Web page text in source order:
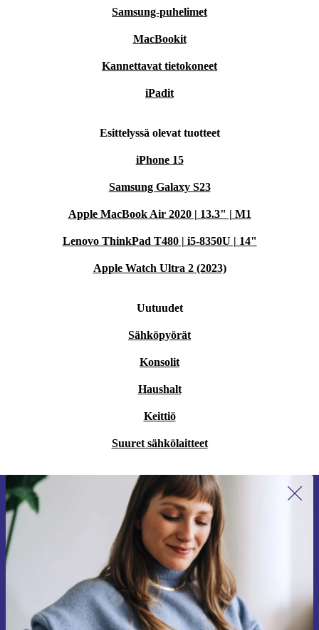
Samsung-puhelimet
MacBookit
Kannettavat tietokoneet
iPadit
Esittelyssä olevat tuotteet
iPhone 15
Samsung Galaxy S23
Apple MacBook Air 2020 | 13.3" | M1
Lenovo ThinkPad T480 | i5-8350U | 14"
Apple Watch Ultra 2 (2023)
Uutuudet
Sähköpyörät
Konsolit
Haushalt
Keittiö
Suuret sähkölaitteet
Liity ensimmäistä kertaa uutiskirjeen
tilaajaksi ja säästä 15 €!
Älä missaa enää yhtäkään tarjousta.
Pyydä etukuponki